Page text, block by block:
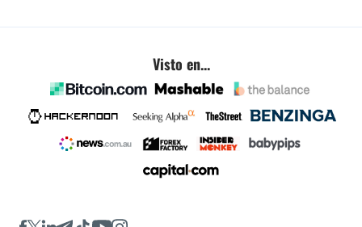
Visto en...